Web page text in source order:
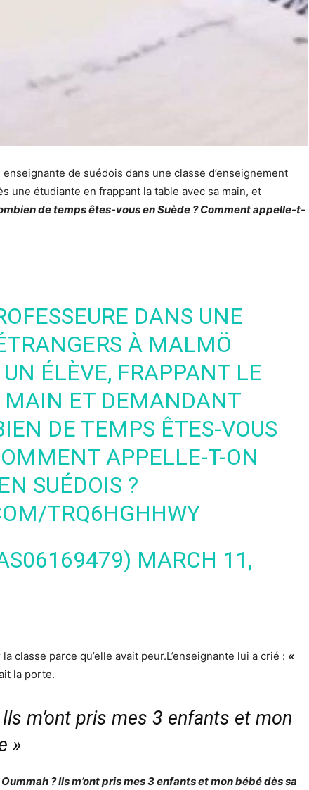
de suédois dans une classe d’enseignement
une étudiante en frappant la table avec sa main, et
de temps êtes-vous en Suède ? Comment appelle-t-
DANS UNE
À MALMÖ
ÉLÈVE, FRAPPANT LE
MAIN ET DEMANDANT
DE TEMPS ÊTES-VOUS
APPELLE-T-ON
SUÉDOIS ?
TRQ6HGHHWY
MARCH 11,
classe parce qu’elle avait peur.L’enseignante lui a crié : «
la porte.
m’ont pris mes 3 enfants et mon
»
? Ils m’ont pris mes 3 enfants et mon bébé dès sa